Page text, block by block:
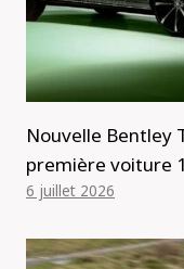
Nouvelle Bentley
première voiture
6 juillet 2026